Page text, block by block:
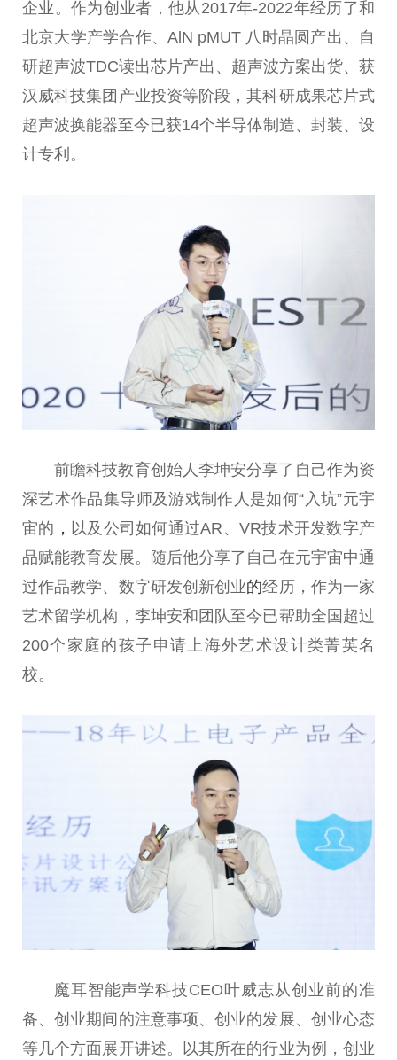
企业。作为创业者，他从2017年-2022年经历了和
北京大学产学合作、AlN pMUT 八时晶圆产出、自
研超声波TDC读出芯片产出、超声波方案出货、获
汉威科技集团产业投资等阶段，其科研成果芯片式
超声波换能器至今已获14个半导体制造、封装、设
计专利。
前瞻科技教育创始人李坤安分享了自己作为资
深艺术作品集导师及游戏制作人是如何“入坑”元宇
宙的 ， 以及公司如何通过AR、VR技术开发数字产
品赋能教育发展。随后他分享了自己在元宇宙中通
过作品教学、数字研发创新创业的经历，作为一家
艺术留学机构，李坤安和团队至今已帮助全国超过
200个家庭的孩子申请上海外艺术设计类菁英名
校。
魔耳智能声学科技CEO叶威志从创业前的准
备、创业期间的注意事项、创业的发展、创业心态
等几个方面展开讲述。以其所在的行业为例，创业